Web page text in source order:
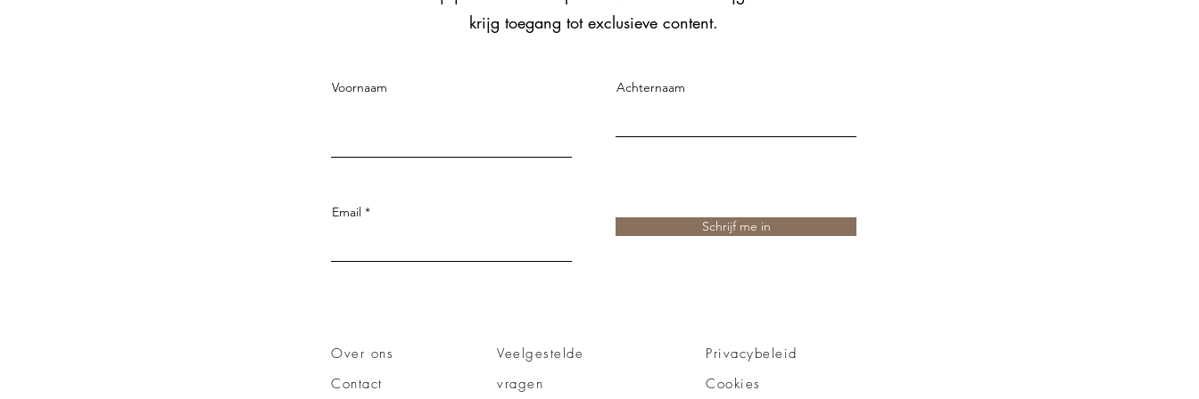
krijg toegang tot exclusieve content.
Voornaam Achternaam
Email
Schrijf me in
Over ons
Contact
Veelgestelde
vragen
Privacybeleid
Cookies